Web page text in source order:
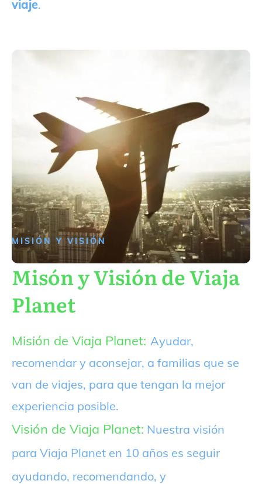
viaje.
MISIÓN Y VISIÓN
Misón y Visión de Viaja
Planet
Misión de Viaja Planet: Ayudar,
recomendar y aconsejar, a familias que se
van de viajes, para que tengan la mejor
experiencia posible.
Visión de Viaja Planet: Nuestra visión
para Viaja Planet en 10 años es seguir
ayudando, recomendando, y